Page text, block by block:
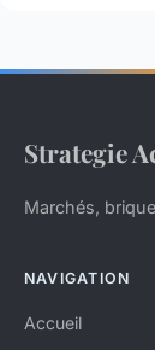
Strategie
Marchés,
NAVIGATION
Accueil